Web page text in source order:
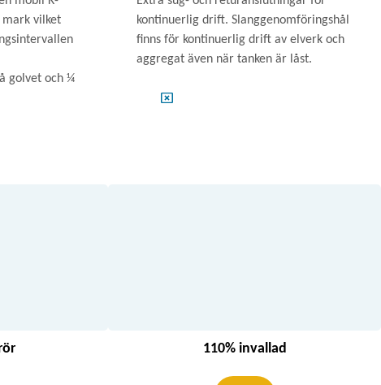
vilket
golvet och ¼
kontinuerlig drift. Slanggenomföringshål
finns för kontinuerlig drift av elverk och
aggregat även när tanken är låst.
110% invallad